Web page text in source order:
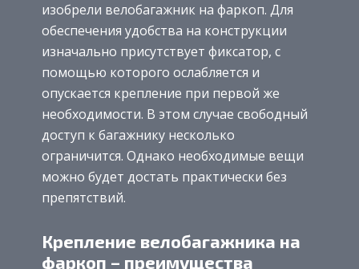
изобрели велобагажник на фаркоп. Для
обеспечения удобства на конструкции
изначально присутствует фиксатор, с
помощью которого ослабляется и
опускается крепление при первой же
необходимости. В этом случае свободный
доступ к багажнику несколько
ограничится. Однако необходимые вещи
можно будет достать практически без
препятствий.
Крепление велобагажника на
фаркоп – преимущества